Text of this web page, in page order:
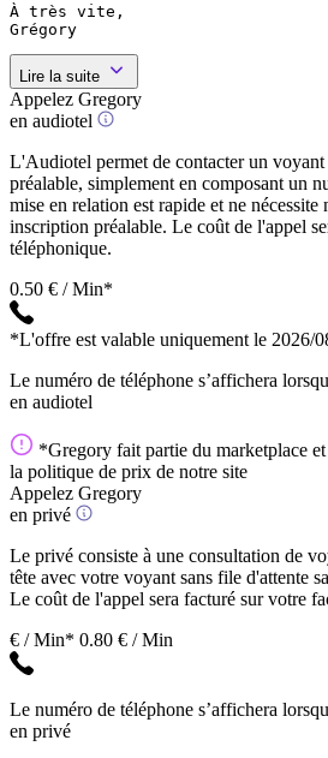
À très vite,
Grégory
Lire la suite
Appelez Gregory
en audiotel
L'Audiotel permet de contacter un voyant
préalable, simplement en composant un
mise en relation est rapide et ne nécessite
inscription préalable. Le coût de l'appel
téléphonique.
0.50 € / Min*
*L'offre est valable uniquement le 2026/
Le numéro de téléphone s’affichera
en audiotel
*Gregory fait partie du marketplace
la politique de prix de notre site
Appelez Gregory
en privé
Le privé consiste à une consultation de
tête avec votre voyant sans file d'attente
Le coût de l'appel sera facturé sur votre
€ / Min* 0.80 € / Min
Le numéro de téléphone s’affichera
en privé